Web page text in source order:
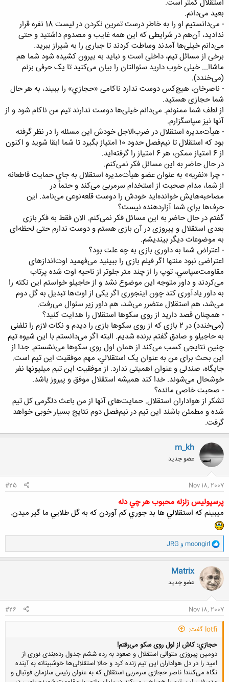
استقلال‌ کمتر است.
بعيد مى‌دانم.
- مى‌دانستيم‌ او را به‌ خاطر درست‌ تمرين‌ نکردن‌ در ليست‌ 18 نفره‌ قرار
نداديد، آن‌هم‌ در شرايطى‌ که‌ اين‌ همه‌ غايب‌ و مصدوم‌ داشتيد و حتى‌
مى‌دانم‌ خيلى‌ها آمدند وساطت‌ کردند تا جبارى‌ را به‌ شيراز ببريد.
برخى‌ از مسائل‌ تيم، داخلى‌ است‌ و نبايد به‌ بيرون‌ کشيده‌ شود شما هم‌
ماشاا... خيلى‌ خوب‌ داريد سئوالتان‌ را بيان‌ مى‌کنيد تا يک‌ حرفى‌ بزنم‌
(مى‌خندد).
- ناصرخان، هيچ‌کس‌ دوست‌ ندارد ناکامى‌ «حجازي» را ببيند، به‌ هر حال‌
شما حجازى‌ هستيد.
از لطف‌ شما ممنونم. مى‌دانم‌ خيلى‌ها دوست‌ ندارند تيم‌ من‌ ناکام‌ شود و از
آنها نيز سپاسگزارم.
- هيأ‌ت‌مديره‌ استقلال‌ در ضرب‌الاجل‌ خودش‌ اين‌ مسئله‌ را در نظر گرفته‌
بود که‌ استقلال‌ تا نيم‌فصل‌ حدود 10 امتياز بگيرد تا شما ابقا شويد و اکنون‌
از 6 امتياز ممکن، هر 6 امتياز را گرفته‌ايد.
در حال‌ حاضر به‌ اين‌ مسائل‌ فکر نمى‌کنم.
- چرا «نفريه» به‌ عنوان‌ عضو هيأ‌ت‌مديره‌ استقلال‌ به‌ جاى‌ حمايت‌ قاطعانه‌
از شما، مدام‌ صحبت‌ از استخدام‌ سرمربى‌ مى‌کند و حتماً‌ در
مصاحبه‌هايش‌ خوانده‌ايد خودش‌ را دوست‌ قلعه‌نوعى‌ مى‌نامد. اين‌
حرف‌ها براى‌ شما آزاردهنده‌ نيست؟
گفتم‌ در حال‌ حاضر به‌ اين‌ مسائل‌ فکر نمى‌کنم. الان‌ فقط‌ به‌ فکر بازى‌
بعدى‌ استقلال‌ و پيروزى‌ در آن‌ بازى‌ هستم‌ و دوست‌ ندارم‌ حتى‌ لحظه‌اى‌
به‌ موضوعات‌ ديگر بينديشم.
- اعتراض‌ شما به‌ داورى‌ بازى‌ به‌ چه‌ علت‌ بود؟
اعتراضى‌ نبود منتها اگر فيلم‌ بازى‌ را ببينيد مى‌فهميد اوت‌اندازهاى‌
مقاومت‌سپاسي، توپ‌ را از چند متر جلوتر از ناحيه‌ اوت‌ شده‌ پرتاب‌
مى‌کردند و داور متوجه‌ اين‌ موضوع‌ نشد و از حاجيلو خواستم‌ اين‌ نکته‌ را
به‌ داور يادآورى‌ کند چون‌ اينجورى‌ اگر يکى‌ از اوت‌ها تبديل‌ به‌ گل‌ دوم‌
مى‌شد، هم‌ استقلال‌ متضرر مى‌شد، هم‌ داور زير سئوال‌ مى‌رفت.
- همچنان‌ قصد داريد از روى‌ سکوها استقلال‌ را هدايت‌ کنيد؟
(مى‌خندد) در 2 بازى‌ که‌ از روى‌ سکوها بازى‌ را ديدم‌ و نکات‌ لازم‌ را تلفنى‌
به‌ حاجيلو و صادق‌ گفتم‌ برنده‌ شديم. البته‌ اگر مى‌دانستم‌ با اين‌ شيوه‌ تيم‌
چنين‌ نتايجى‌ کسب‌ مى‌کند از همان‌ اول‌ روى‌ سکوها مى‌نشستم. جدا از
اين‌ بحث‌ براى‌ من‌ به‌ عنوان‌ يک‌ استقلالي، مهم‌ موفقيت‌ اين‌ تيم‌ است.
جايگاه، صندلى‌ و عنوان‌ اهميتى‌ ندارد. از موفقيت‌ اين‌ تيم‌ ميليونها نفر
خوشحال‌ مى‌شوند. خدا کند هميشه‌ استقلال‌ موفق‌ و پيروز باشد.
- صحبت‌ خاصى‌ مانده؟
تشکر از هواداران‌ استقلال. حمايت‌هاى‌ آنها از من‌ باعث‌ دلگرمى‌ کل‌ تيم‌
شده‌ و مطمئن‌ باشند اين‌ تيم‌ در نيم‌فصل‌ دوم‌ نتايج‌ بسيار خوبى‌ خواهد
گرفت.
m_kh
عضو جدید
Nov 18, 2007
#25
پرسپوليس زلزله محبوب هر چي دله
ميبينم كه استقلالي ها بد جوري كم آوردن كه به گل طلايي ما گير ميدن.
و
ا
ک
ن
ش
ه
ا
moongirl و JRG
Matrix
عضو جدید
Nov 18, 2007
#26
lotfi گفت:
حجازي: کاش‌ از اول‌ روى‌ سکو مى‌رفتم!
دومين‌ پيروزى‌ متوالى‌ استقلال‌ و صعود به‌ رده‌ ششم‌ جدول‌ رده‌بندى‌ نورى‌ از
اميد را در دل‌ هواداران‌ اين‌ تيم‌ زنده‌ کرد و حالا استقلالى‌ها خوشبينانه‌ به‌ آينده‌
نگاه‌ مى‌کنند! ناصر حجازى‌ سرمربى‌ استقلال‌ که‌ به‌ عنوان‌ رئيس‌ سازمان‌ فوتبال‌ و